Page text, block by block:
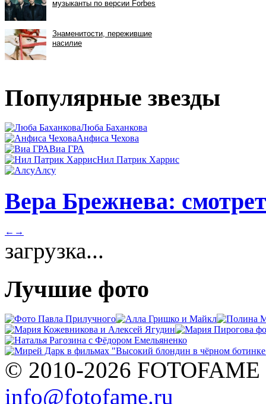
Популярные звезды
Люба Баханкова
Анфиса Чехова
Виа ГРА
Нил Патрик Харрис
Алсу
Вера Брежнева:
← →
загрузка...
Лучшие фото
© 2010-2026 FOTOFAME
info@fotofame.ru